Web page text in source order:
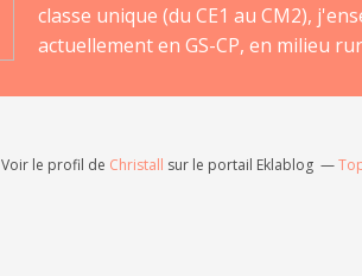
classe unique (du CE1 au CM2),
actuellement en GS-CP, en milieu
Voir le profil de Christall sur le portail Eklablog